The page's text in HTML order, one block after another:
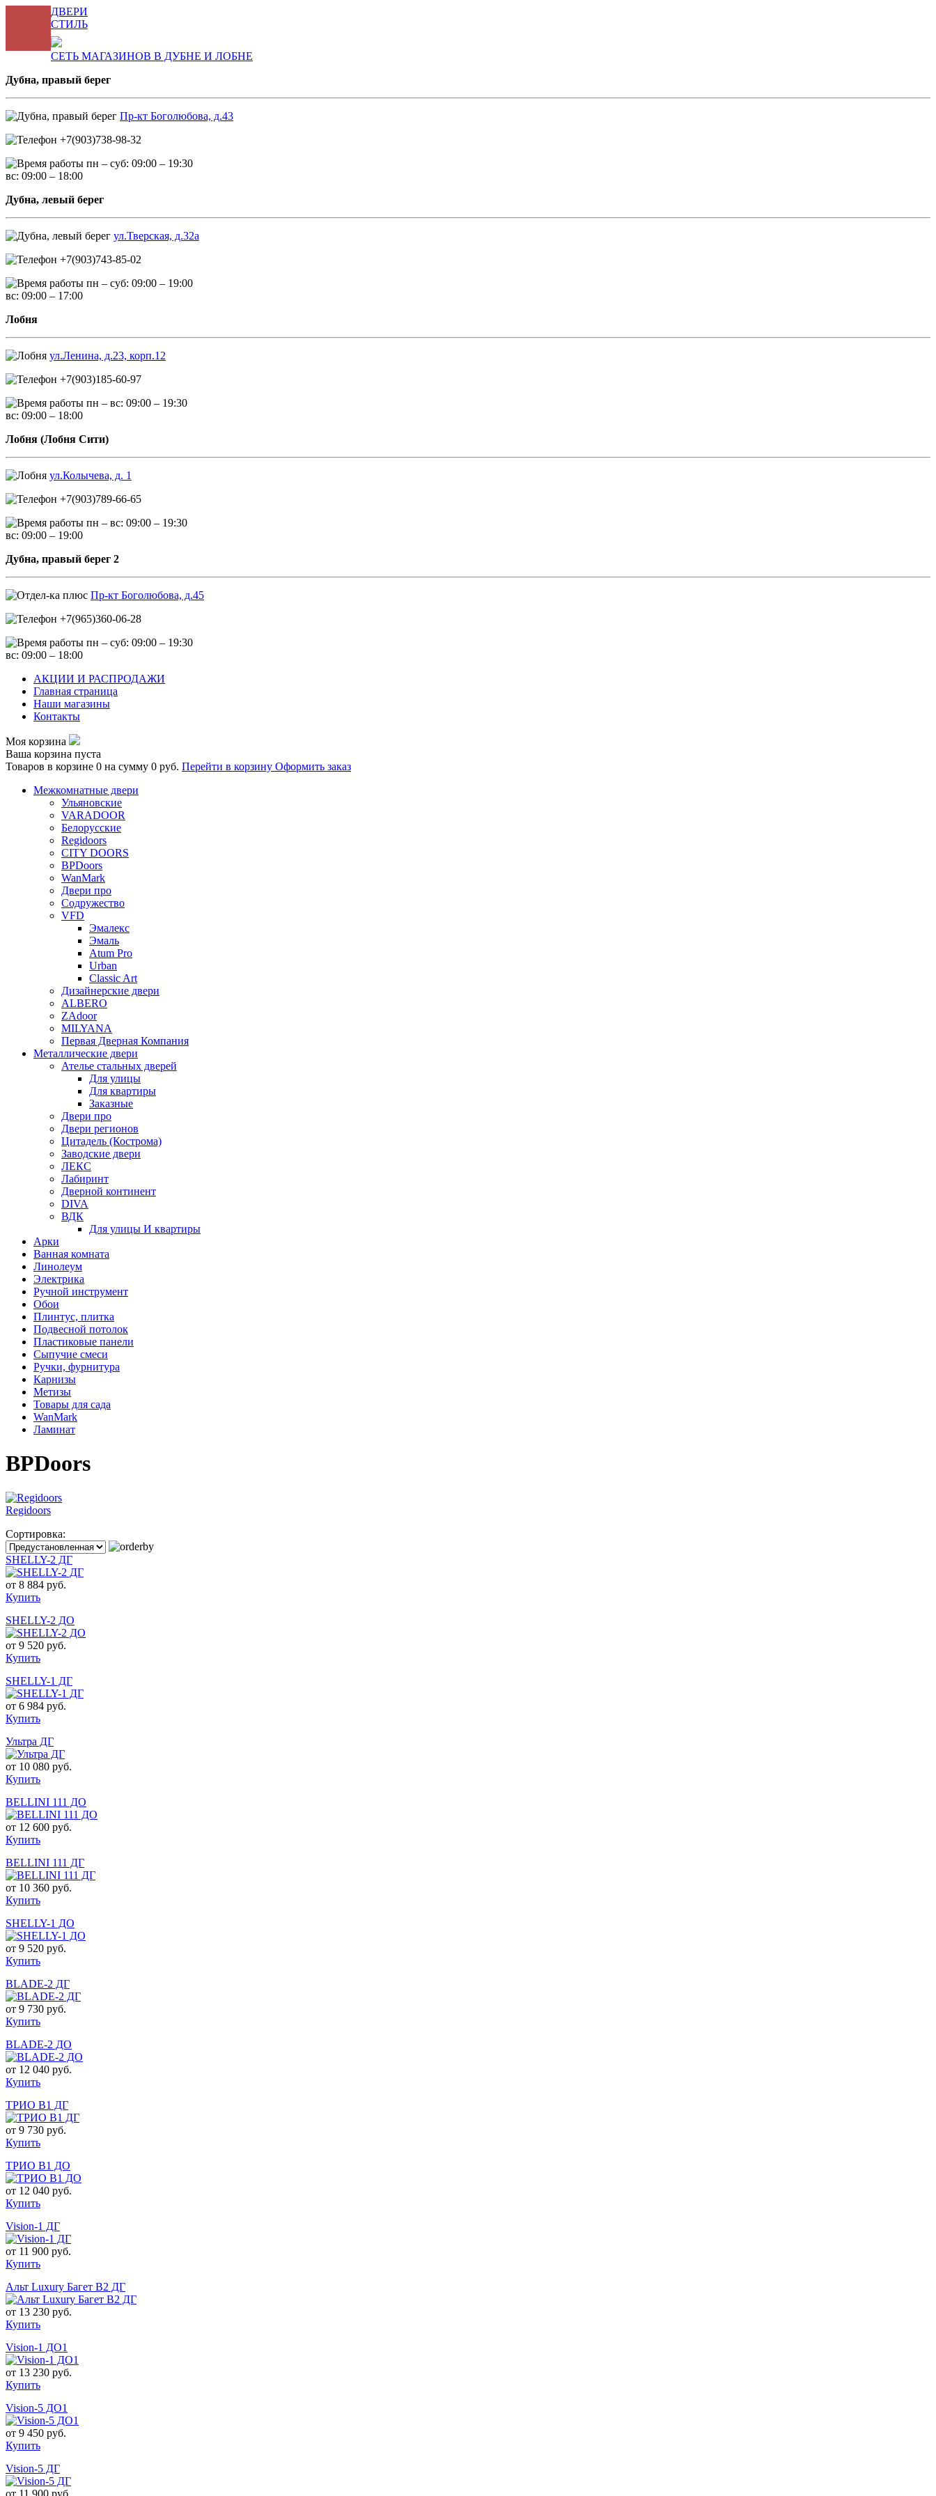
ДВЕРИ
СТИЛЬ
СЕТЬ МАГАЗИНОВ В ДУБНЕ И ЛОБНЕ
Дубна, правый берег
Пр-кт Боголюбова, д.43
+7(903)738-98-32
пн – суб: 09:00 – 19:30
вс: 09:00 – 18:00
Дубна, левый берег
ул.Тверская, д.32а
+7(903)743-85-02
пн – суб: 09:00 – 19:00
вс: 09:00 – 17:00
Лобня
ул.Ленина, д.23, корп.12
+7(903)185-60-97
пн – вс: 09:00 – 19:30
вс: 09:00 – 18:00
Лобня (Лобня Сити)
ул.Колычева, д. 1
+7(903)789-66-65
пн – вс: 09:00 – 19:30
вс: 09:00 – 19:00
Дубна, правый берег 2
Пр-кт Боголюбова, д.45
+7(965)360-06-28
пн – суб: 09:00 – 19:30
вс: 09:00 – 18:00
АКЦИИ И РАСПРОДАЖИ
Главная страница
Наши магазины
Контакты
Моя корзина
Ваша корзина пуста
Товаров в корзине 0 на сумму 0 руб. Перейти в корзину Оформить заказ
Межкомнатные двери
Ульяновские
VARADOOR
Белорусские
Regidoors
CITY DOORS
BPDoors
WanMark
Двери про
Содружество
VFD
Эмалекс
Эмаль
Atum Pro
Urban
Classic Art
Дизайнерские двери
ALBERO
ZAdoor
MILYANA
Первая Дверная Компания
Металлические двери
Ателье стальных дверей
Для улицы
Для квартиры
Заказные
Двери про
Двери регионов
Цитадель (Кострома)
Заводские двери
ЛЕКС
Лабиринт
Дверной континент
DIVA
ВДК
Для улицы И квартиры
Арки
Ванная комната
Линолеум
Электрика
Ручной инструмент
Обои
Плинтус, плитка
Подвесной потолок
Пластиковые панели
Сыпучие смеси
Ручки, фурнитура
Карнизы
Метизы
Товары для сада
WanMark
Ламинат
BPDoors
Regidoors
Сортировка:
SHELLY-2 ДГ
от 8 884 руб.
Купить
SHELLY-2 ДO
от 9 520 руб.
Купить
SHELLY-1 ДГ
от 6 984 руб.
Купить
Ультра ДГ
от 10 080 руб.
Купить
BELLINI 111 ДO
от 12 600 руб.
Купить
BELLINI 111 ДГ
от 10 360 руб.
Купить
SHELLY-1 ДO
от 9 520 руб.
Купить
BLADE-2 ДГ
от 9 730 руб.
Купить
BLADE-2 ДO
от 12 040 руб.
Купить
ТРИО В1 ДГ
от 9 730 руб.
Купить
ТРИО В1 ДО
от 12 040 руб.
Купить
Vision-1 ДГ
от 11 900 руб.
Купить
Альт Luxury Багет В2 ДГ
от 13 230 руб.
Купить
Vision-1 ДО1
от 13 230 руб.
Купить
Vision-5 ДО1
от 9 450 руб.
Купить
Vision-5 ДГ
от 11 900 руб.